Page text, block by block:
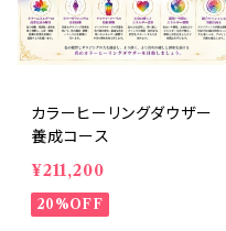
カラーヒーリングダウザー
養成コース
¥211,200
20%OFF